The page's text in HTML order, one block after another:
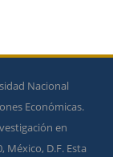
Nacional
Económicas.
en
México, D.F. Esta